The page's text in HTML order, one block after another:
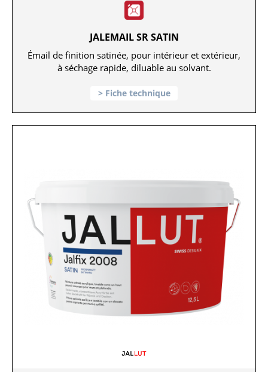
JALEMAIL SR SATIN
Émail de finition satinée, pour intérieur et extérieur,
à séchage rapide, diluable au solvant.
Fiche technique